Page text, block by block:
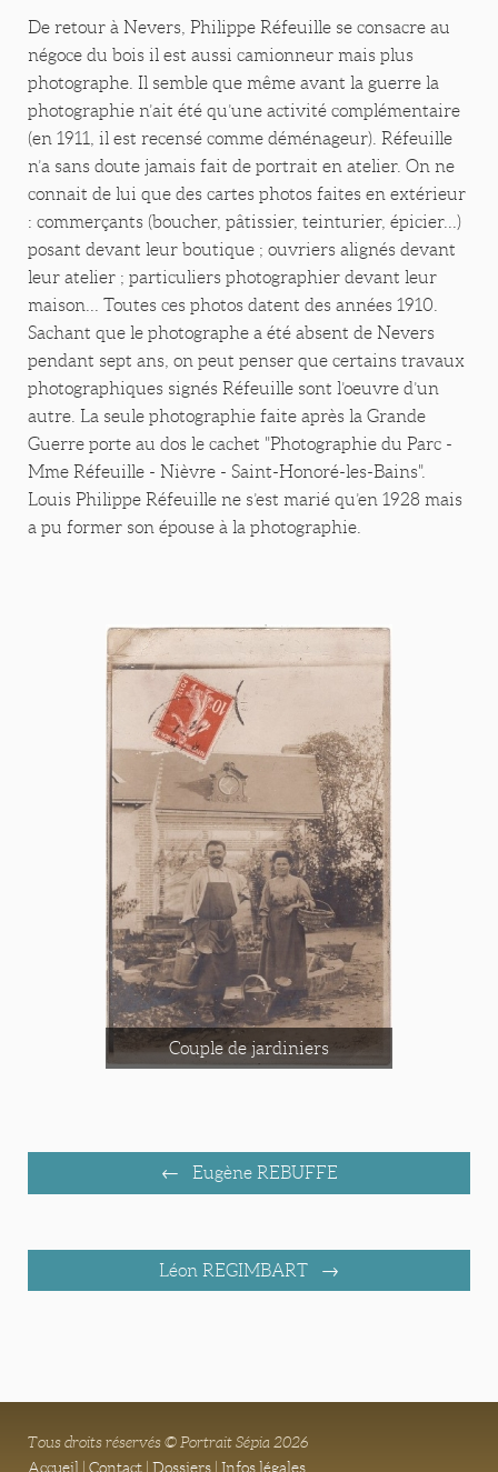
De retour à Nevers, Philippe Réfeuille se consacre au
négoce du bois il est aussi camionneur mais plus
photographe. Il semble que même avant la guerre la
photographie n’ait été qu’une activité complémentaire
(en 1911, il est recensé comme déménageur). Réfeuille
n’a sans doute jamais fait de portrait en atelier. On ne
connait de lui que des cartes photos faites en extérieur
: commerçants (boucher, pâtissier, teinturier, épicier...)
posant devant leur boutique ; ouvriers alignés devant
leur atelier ; particuliers photographier devant leur
maison... Toutes ces photos datent des années 1910.
Sachant que le photographe a été absent de Nevers
pendant sept ans, on peut penser que certains travaux
photographiques signés Réfeuille sont l’oeuvre d’un
autre. La seule photographie faite après la Grande
Guerre porte au dos le cachet "Photographie du Parc -
Mme Réfeuille - Nièvre - Saint-Honoré-les-Bains".
Louis Philippe Réfeuille ne s’est marié qu’en 1928 mais
a pu former son épouse à la photographie.
Couple de jardiniers
Eugène REBUFFE
Léon REGIMBART
Tous droits réservés © Portrait Sépia 2026
Accueil
Contact Dossiers Infos légales